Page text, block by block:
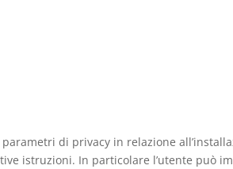
di privacy in relazione
istruzioni. In particolare l’utente può